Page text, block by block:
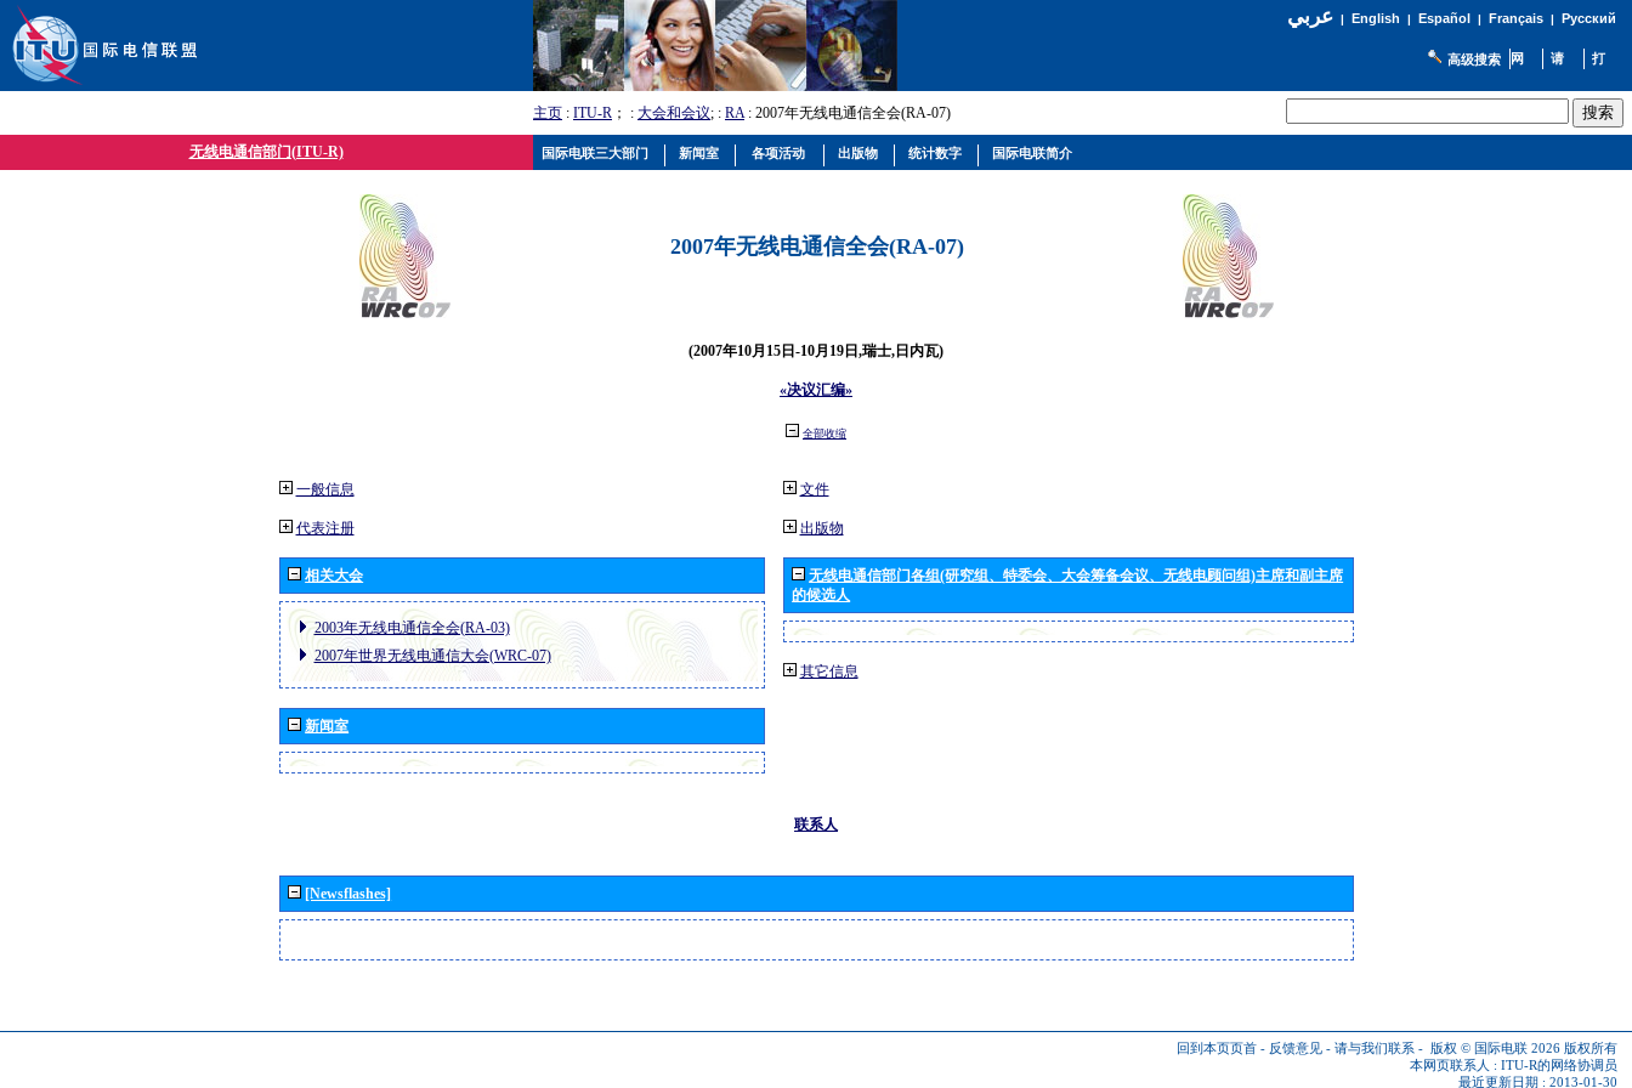
عربي| English | Español | Français| Русский
高级搜索
主页 : ITU-R ； : 大会和会议; : RA: 2007年无线电通信全会(RA-07)
无线电通信部门(ITU-R)
2007年无线电通信全会(RA-07)
(2007年10月15日-10月19日,瑞士,日内瓦)
«决议汇编»
全部收缩
一般信息
代表注册
相关大会
2003年无线电通信全会(RA-03)
2007年世界无线电通信大会(WRC-07)
新闻室
文件
出版物
无线电通信部门各组(研究组、特委会、大会筹备会议、无线电顾问组)主席和副主席
的候选人
其它信息
联系人
[Newsflashes]
回到本页页首 - 反馈意见 - 请与我们联系 - 版权 © 国际电联 2026 版权所有
本网页联系人 : ITU-R的网络协调员
最近更新日期 : 2013-01-30
国际电联三大部门 新闻室 各项活动 出版物 统计数字 国际电联简介